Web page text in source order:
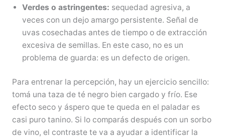
Verdes o astringentes: sequedad agresiva, a
veces con un dejo amargo persistente. Señal de
uvas cosechadas antes de tiempo o de extracción
excesiva de semillas. En este caso, no es un
problema de guarda: es un defecto de origen.
Para entrenar la percepción, hay un ejercicio sencillo:
tomá una taza de té negro bien cargado y frío. Ese
efecto seco y áspero que te queda en el paladar es
casi puro tanino. Si lo comparás después con un sorbo
de vino, el contraste te va a ayudar a identificar la